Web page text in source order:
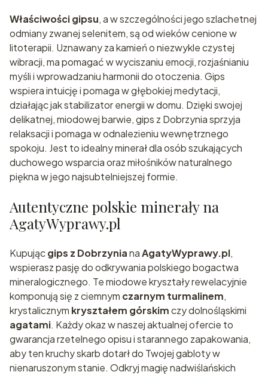
Właściwości gipsu, a w szczególności jego szlachetnej
odmiany zwanej selenitem, są od wieków cenione w
litoterapii. Uznawany za kamień o niezwykle czystej
wibracji, ma pomagać w wyciszaniu emocji, rozjaśnianiu
myśli i wprowadzaniu harmonii do otoczenia. Gips
wspiera intuicję i pomaga w głębokiej medytacji,
działając jak stabilizator energii w domu. Dzięki swojej
delikatnej, miodowej barwie, gips z Dobrzynia sprzyja
relaksacji i pomaga w odnalezieniu wewnętrznego
spokoju. Jest to idealny minerał dla osób szukających
duchowego wsparcia oraz miłośników naturalnego
piękna w jego najsubtelniejszej formie.
Autentyczne polskie minerały na
AgatyWyprawy.pl
Kupującgips z DobrzynianaAgatyWyprawy.pl,
wspierasz pasję do odkrywania polskiego bogactwa
mineralogicznego. Te miodowe kryształy rewelacyjnie
komponują się z ciemnym czarnym turmalinem,
krystalicznym kryształem górskimczy dolnośląskimi
agatami. Każdy okaz w naszej aktualnej ofercie to
gwarancja rzetelnego opisu i starannego zapakowania,
aby ten kruchy skarb dotarł do Twojej gabloty w
nienaruszonym stanie. Odkryj magię nadwiślańskich